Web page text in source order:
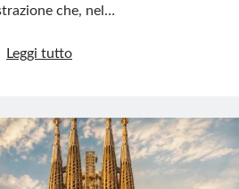
che, nel…
Leggi tuttoLuis
Fuente,
il
Mondiale
dietro